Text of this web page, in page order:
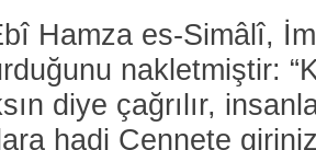
Hamza es-Simâlî,
nakletmiştir:
diye çağrılır,
hadi Cennete